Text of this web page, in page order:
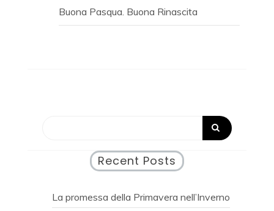
Buona Pasqua. Buona Rinascita
Recent Posts
La promessa della Primavera nell’Inverno